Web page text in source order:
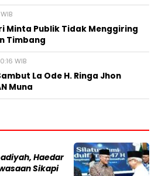
Minta Publik Tidak Menggiring
Timbang
WIB
La Ode H. Ringa Jhon
Muna
Haedar
Sikapi